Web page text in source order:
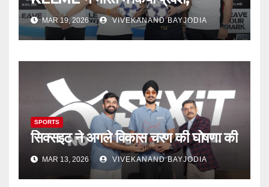
MAR 19, 2026 VIVEKANAND BAYJODIA
SPORTS
सिक्‍सइट ने अगले विकास चरण की घोषणा की
MAR 13, 2026 VIVEKANAND BAYJODIA